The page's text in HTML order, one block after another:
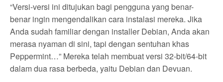
“Versi-versi ini ditujukan bagi pengguna yang benar-
benar ingin mengendalikan cara instalasi mereka. Jika
Anda sudah familiar dengan installer Debian, Anda akan
merasa nyaman di sini, tapi dengan sentuhan khas
Peppermint…” Mereka telah membuat versi 32-bit/64-bit
dalam dua rasa berbeda, yaitu Debian dan Devuan.